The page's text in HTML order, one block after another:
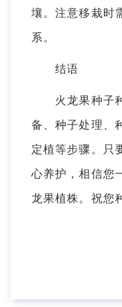
壤。注意移栽时
系。
结语
火龙果种子种
备、种子处理、
定植等步骤。只
心养护，相信您
龙果植株。祝您